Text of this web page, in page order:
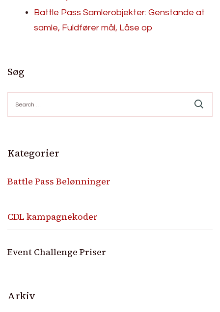
Battle Pass Samlerobjekter: Genstande at
samle, Fuldfører mål, Låse op
Søg
for:
Kategorier
Battle Pass Belønninger
CDL kampagnekoder
Event Challenge Priser
Arkiv